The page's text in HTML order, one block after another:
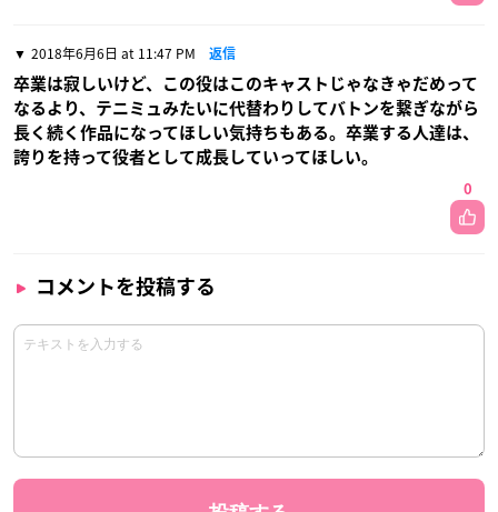
2018年6月6日 at 11:47 PM 返信
卒業は寂しいけど、この役はこのキャストじゃなきゃだめって
なるより、テニミュみたいに代替わりしてバトンを繋ぎながら
長く続く作品になってほしい気持ちもある。卒業する人達は、
誇りを持って役者として成長していってほしい。
0
コメントを投稿する